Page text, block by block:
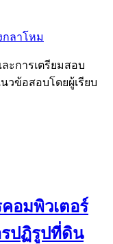
กลาโหม
ะการเตรียมสอบ
วข้อสอบโดยผู้เรียบ
อมพิวเตอร์
ปฏิรูปที่ดิน